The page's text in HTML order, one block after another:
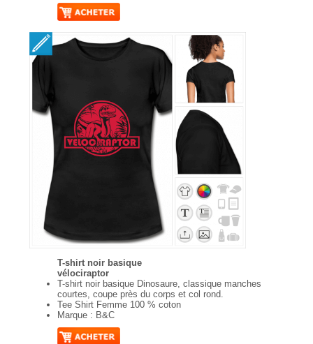
T-shirt noir basique
vélociraptor
T-shirt noir basique Dinosaure, classique manches
courtes, coupe près du corps et col rond.
Tee Shirt Femme 100 % coton
Marque : B&C